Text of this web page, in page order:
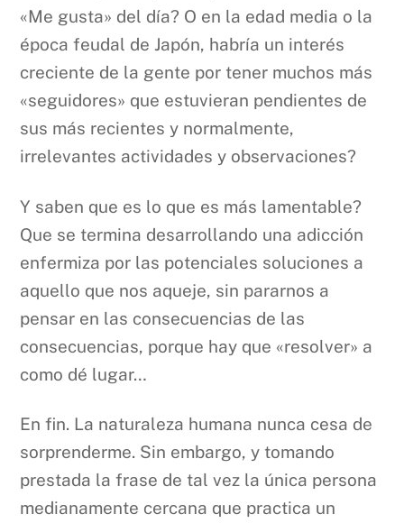
«Me gusta» del día? O en la edad media o la
época feudal de Japón, habría un interés
creciente de la gente por tener muchos más
«seguidores» que estuvieran pendientes de
sus más recientes y normalmente,
irrelevantes actividades y observaciones?
Y saben que es lo que es más lamentable?
Que se termina desarrollando una adicción
enfermiza por las potenciales soluciones a
aquello que nos aqueje, sin pararnos a
pensar en las consecuencias de las
consecuencias, porque hay que «resolver» a
como dé lugar…
En fin. La naturaleza humana nunca cesa de
sorprenderme. Sin embargo, y tomando
prestada la frase de tal vez la única persona
medianamente cercana que practica un